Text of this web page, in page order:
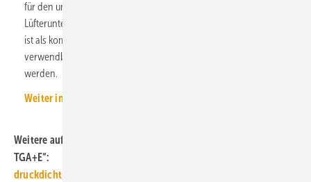
für den universellen Einsatz ausgelegt. Der E2 passt die
Lüfterunterstützung automatisch an den Wärmebedarf an. Der E3
ist als kompakter Gebläsekonvektor zum Heizen und Kühlen
verwendbar und kann an Wand, Decke oder Boden montiert
werden.
Weiter informieren
Weitere aufgestöbert-Beiträge aus der Reihe „Systeme für die
TGA+E“:
druck­dicht, hy­gie­nisch, norm­ge­recht